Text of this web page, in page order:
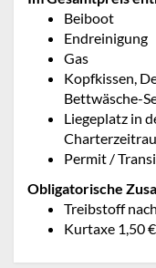
Beiboot
Endreinigung
Gas
Kopfkissen,
Bettwäsche-
Liegeplatz in
Permit /
Obligatorische
Treibstoff
Kurtaxe 1,50